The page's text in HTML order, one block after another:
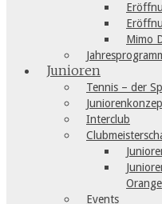
Mimo
Junioren
Tennis – der
Interclub
Orange
Events